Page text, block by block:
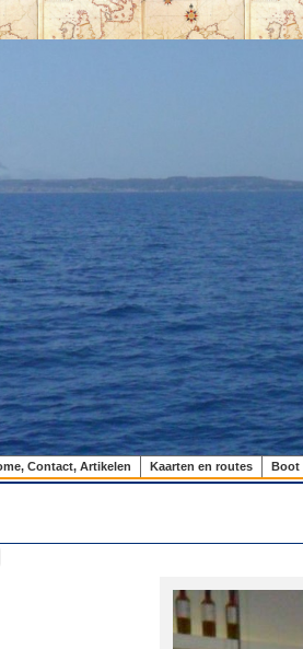
Contact, Artikelen Kaarten en routes Boot